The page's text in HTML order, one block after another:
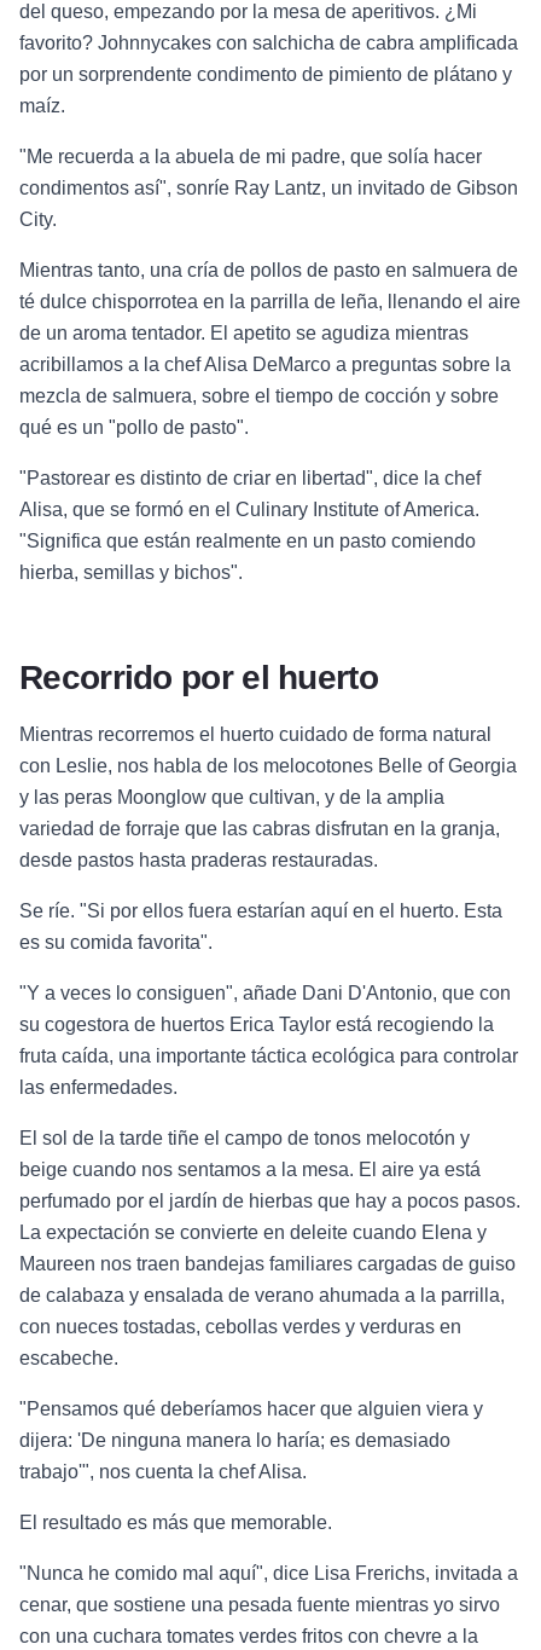
del queso, empezando por la mesa de aperitivos. ¿Mi
favorito? Johnnycakes con salchicha de cabra amplificada
por un sorprendente condimento de pimiento de plátano y
maíz.
"Me recuerda a la abuela de mi padre, que solía hacer
condimentos así", sonríe Ray Lantz, un invitado de Gibson
City.
Mientras tanto, una cría de pollos de pasto en salmuera de
té dulce chisporrotea en la parrilla de leña, llenando el aire
de un aroma tentador. El apetito se agudiza mientras
acribillamos a la chef Alisa DeMarco a preguntas sobre la
mezcla de salmuera, sobre el tiempo de cocción y sobre
qué es un "pollo de pasto".
"Pastorear es distinto de criar en libertad", dice la chef
Alisa, que se formó en el Culinary Institute of America.
"Significa que están realmente en un pasto comiendo
hierba, semillas y bichos".
Recorrido por el huerto
Mientras recorremos el huerto cuidado de forma natural
con Leslie, nos habla de los melocotones Belle of Georgia
y las peras Moonglow que cultivan, y de la amplia
variedad de forraje que las cabras disfrutan en la granja,
desde pastos hasta praderas restauradas.
Se ríe. "Si por ellos fuera estarían aquí en el huerto. Esta
es su comida favorita".
"Y a veces lo consiguen", añade Dani D'Antonio, que con
su cogestora de huertos Erica Taylor está recogiendo la
fruta caída, una importante táctica ecológica para controlar
las enfermedades.
El sol de la tarde tiñe el campo de tonos melocotón y
beige cuando nos sentamos a la mesa. El aire ya está
perfumado por el jardín de hierbas que hay a pocos pasos.
La expectación se convierte en deleite cuando Elena y
Maureen nos traen bandejas familiares cargadas de guiso
de calabaza y ensalada de verano ahumada a la parrilla,
con nueces tostadas, cebollas verdes y verduras en
escabeche.
"Pensamos qué deberíamos hacer que alguien viera y
dijera: 'De ninguna manera lo haría; es demasiado
trabajo'", nos cuenta la chef Alisa.
El resultado es más que memorable.
"Nunca he comido mal aquí", dice Lisa Frerichs, invitada a
cenar, que sostiene una pesada fuente mientras yo sirvo
con una cuchara tomates verdes fritos con chevre a la